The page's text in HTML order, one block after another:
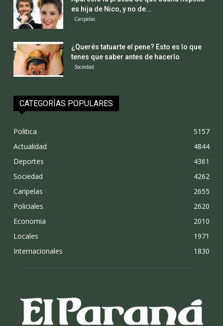
es hija de Nico, y no de...
Caripelas
¿Querés tatuarte el pene? Esto es lo que
tenes que saber antes de hacerlo
Sociedad
CATEGORÍAS POPULARES
Politica
5157
Actualidad
4844
Deportes
4361
Sociedad
4262
Caripelas
2655
Policiales
2620
Economia
2010
Locales
1971
Internacionales
1830